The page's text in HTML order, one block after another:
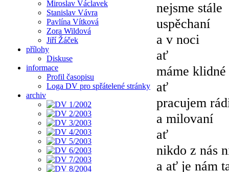
Miroslav Václavek
Stanislav Vávra
Pavlína Vítková
Zora Wildová
Jiří Žáček
přílohy
Diskuse
informace
Profil časopisu
Loga DV pro spřátelené stránky
archiv
nejsme stále
uspěchaní
a v noci
ať
máme klidné
ať
pracujem
a milovaní
ať
nikdo z nás
a ať je nám